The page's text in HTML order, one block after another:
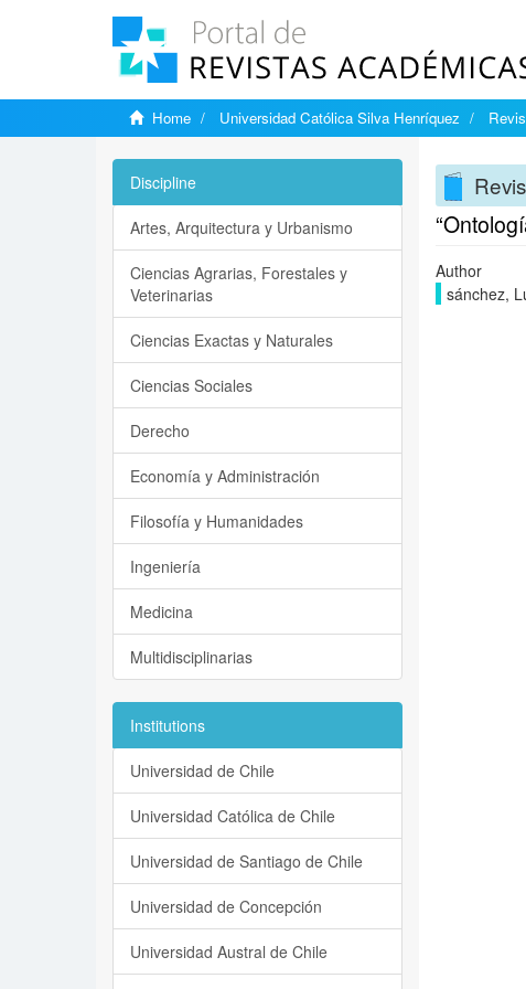
Home Universidad Católica Silva Henríquez
Author
sánchez,
Discipline
Artes, Arquitectura y Urbanismo
Ciencias Agrarias, Forestales y
Veterinarias
Ciencias Exactas y Naturales
Ciencias Sociales
Derecho
Economía y Administración
Filosofía y Humanidades
Ingeniería
Medicina
Multidisciplinarias
Institutions
Universidad de Chile
Universidad Católica de Chile
Universidad de Santiago de Chile
Universidad de Concepción
Universidad Austral de Chile